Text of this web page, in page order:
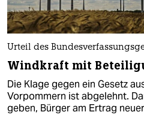
Urteil des
Windkraft mit
Die Klage gegen ein Gesetz
Vorpommern ist abgelehnt.
geben, Bürger am Ertrag